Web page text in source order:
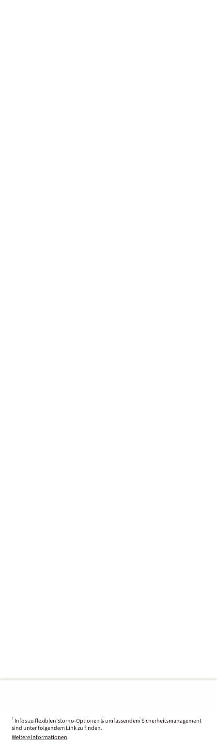
1 Infos zu flexiblen Storno-Optionen & umfassendem Sicherheitsmanagement
sind unter folgendem Link zu finden.
Weitere Informationen